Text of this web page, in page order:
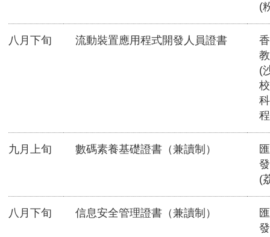
(
八月下旬 流動裝置應用程式開發人員證書
(
九月上旬 數碼素養基礎證書（兼讀制）
(
八月下旬 信息安全管理證書（兼讀制）